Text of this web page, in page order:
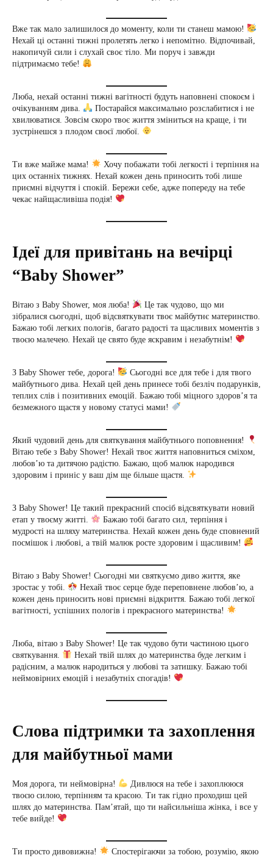
Вже так мало залишилося до моменту, коли ти станеш мамою!
Нехай ці останні тижні пролетять легко і непомітно. Відпочивай,
накопичуй сили і слухай своє тіло. Ми поруч і завжди
підтримаємо тебе!
Люба, нехай останні тижні вагітності будуть наповнені спокоєм і
очікуванням дива.
Постарайся максимально розслабитися і не
хвилюватися. Зовсім скоро твоє життя зміниться на краще, і ти
зустрінешся з плодом своєї любої.
Ти вже майже мама!
Хочу побажати тобі легкості і терпіння на
цих останніх тижнях. Нехай кожен день приносить тобі лише
приємні відчуття і спокій. Бережи себе, адже попереду на тебе
чекає найщасливіша подія!
Ідеї для привітань на вечірці
“Baby Shower”
Вітаю з Baby Shower, моя люба!
Це так чудово, що ми
зібралися сьогодні, щоб відсвяткувати твоє майбутнє материнство.
Бажаю тобі легких пологів, багато радості та щасливих моментів з
твоєю малечею. Нехай це свято буде яскравим і незабутнім!
З Baby Shower тебе, дорога!
Сьогодні все для тебе і для твого
майбутнього дива. Нехай цей день принесе тобі безліч подарунків,
теплих слів і позитивних емоцій. Бажаю тобі міцного здоров’я та
безмежного щастя у новому статусі мами!
Який чудовий день для святкування майбутнього поповнення!
Вітаю тебе з Baby Shower! Нехай твоє життя наповниться сміхом,
любов’ю та дитячою радістю. Бажаю, щоб малюк народився
здоровим і приніс у ваш дім ще більше щастя.
З Baby Shower! Це такий прекрасний спосіб відсвяткувати новий
етап у твоєму житті.
Бажаю тобі багато сил, терпіння і
мудрості на шляху материнства. Нехай кожен день буде сповнений
посмішок і любові, а твій малюк росте здоровим і щасливим!
Вітаю з Baby Shower! Сьогодні ми святкуємо диво життя, яке
зростає у тобі.
Нехай твоє серце буде переповнене любов’ю, а
кожен день приносить нові приємні відкриття. Бажаю тобі легкої
вагітності, успішних пологів і прекрасного материнства!
Люба, вітаю з Baby Shower! Це так чудово бути частиною цього
святкування.
Нехай твій шлях до материнства буде легким і
радісним, а малюк народиться у любові та затишку. Бажаю тобі
неймовірних емоцій і незабутніх спогадів!
Слова підтримки та захоплення
для майбутньої мами
Моя дорога, ти неймовірна!
Дивлюся на тебе і захоплююся
твоєю силою, терпінням та красою. Ти так гідно проходиш цей
шлях до материнства. Пам’ятай, що ти найсильніша жінка, і все у
тебе вийде!
Ти просто дивовижна!
Спостерігаючи за тобою, розумію, якою